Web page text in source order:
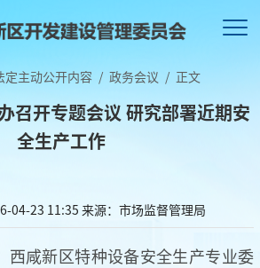
定主动公开内容 / 政务会议 / 正文
召开专题会议 研究部署近期安
全生产工作
04-23 11:35来源：市场监督管理局
西咸新区特种设备安全生产专业委